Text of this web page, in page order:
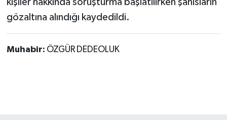
kişiler hakkında soruşturma başlatılırken şahısların
gözaltına alındığı kaydedildi.
Muhabir: ÖZGÜR DEDEOLUK